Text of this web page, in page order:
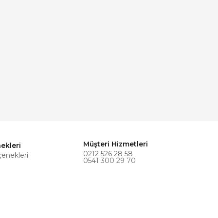
Müşteri Hizmetleri
0212 526 28 58
0541 300 29 70